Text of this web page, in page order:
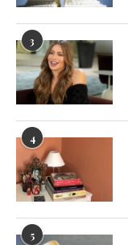
3
4
5